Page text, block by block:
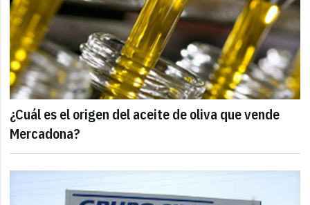
¿Cuál es el origen del aceite de oliva que vende
Mercadona?